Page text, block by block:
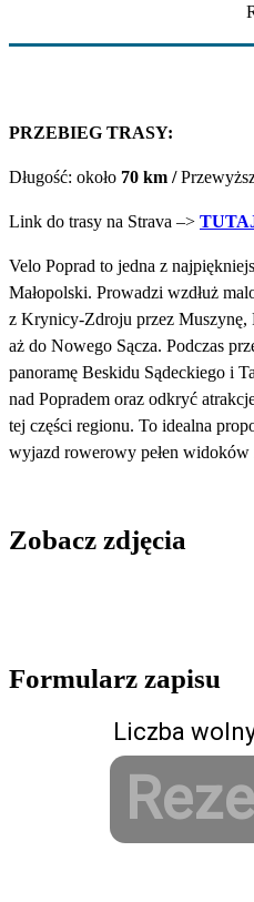
PRZEBIEG TRASY:
Długość: około 70 km /
Link do trasy na Strava –>
Velo Poprad to jedna z
Małopolski. Prowadzi wzdłuż
z Krynicy-Zdroju przez Muszynę,
aż do Nowego Sącza. Podczas
panoramę Beskidu Sądeckiego i
nad Popradem oraz odkryć
tej części regionu. To idealna
wyjazd rowerowy pełen
Zobacz zdjęcia
Formularz zapisu